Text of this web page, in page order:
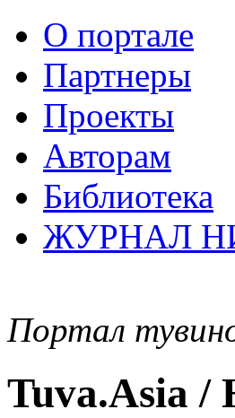
О портале
Партнеры
Проекты
Авторам
Библиотека
ЖУРНАЛ
Портал
Tuva.Asia /